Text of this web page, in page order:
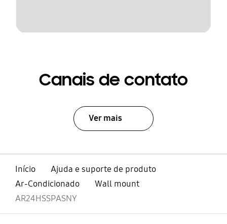
Canais de contato
Ver mais
Início
Ajuda e suporte de produto
Ar-Condicionado
Wall mount
AR24HSSPASNY